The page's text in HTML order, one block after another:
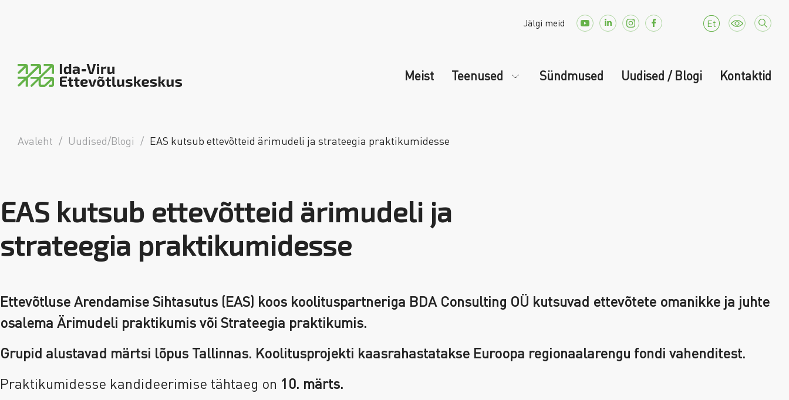
Jälgi meid Et
Meist Teenused Sündmused Uudised / Blogi Kontaktid
Avaleht / Uudised/Blogi / EAS kutsub ettevõtteid ärimudeli ja strateegia praktikumidesse
EAS kutsub ettevõtteid ärimudeli ja
strateegia praktikumidesse
Ettevõtluse Arendamise Sihtasutus (EAS) koos koolituspartneriga BDA Consulting OÜ kutsuvad ettevõtete omanikke ja juhte
osalema Ärimudeli praktikumis või Strateegia praktikumis.
Grupid alustavad märtsi lõpus Tallinnas. Koolitusprojekti kaasrahastatakse Euroopa regionaalarengu fondi vahenditest.
Praktikumidesse kandideerimise tähtaeg on 10. märts.